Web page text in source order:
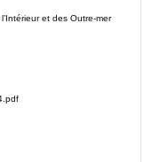
et des Outre-mer